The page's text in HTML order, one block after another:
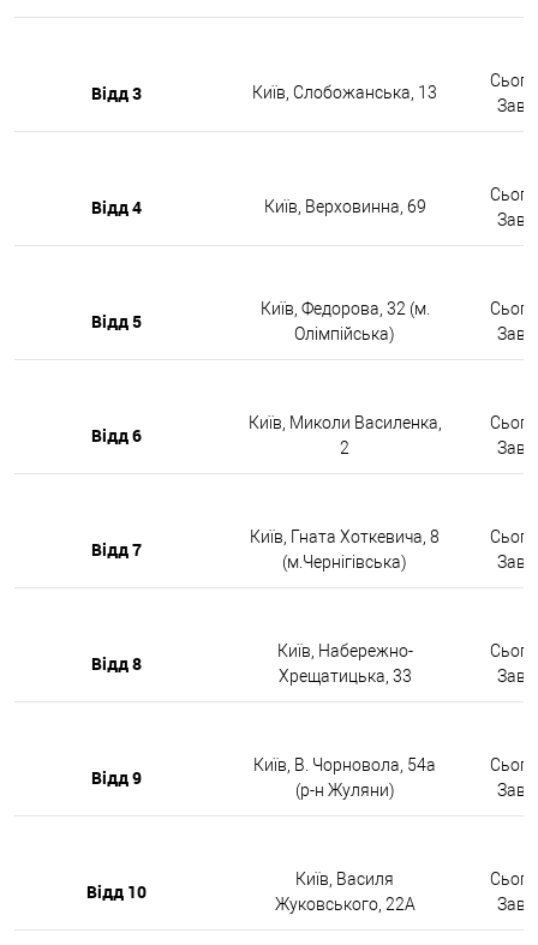
Відд 3 Київ, Слобожанська, 13
Відд 4 Київ, Верховинна, 69
Відд 5
Київ, Федорова, 32 (м.
Олімпійська)
Відд 6
Київ, Миколи Василенка,
2
Відд 7
Київ, Гната Хоткевича, 8
(м.Чернігівська)
Відд 8
Київ, Набережно-
Хрещатицька, 33
Відд 9
Київ, В. Чорновола, 54а
(р-н Жуляни)
Відд 10
Київ, Василя
Жуковського, 22А